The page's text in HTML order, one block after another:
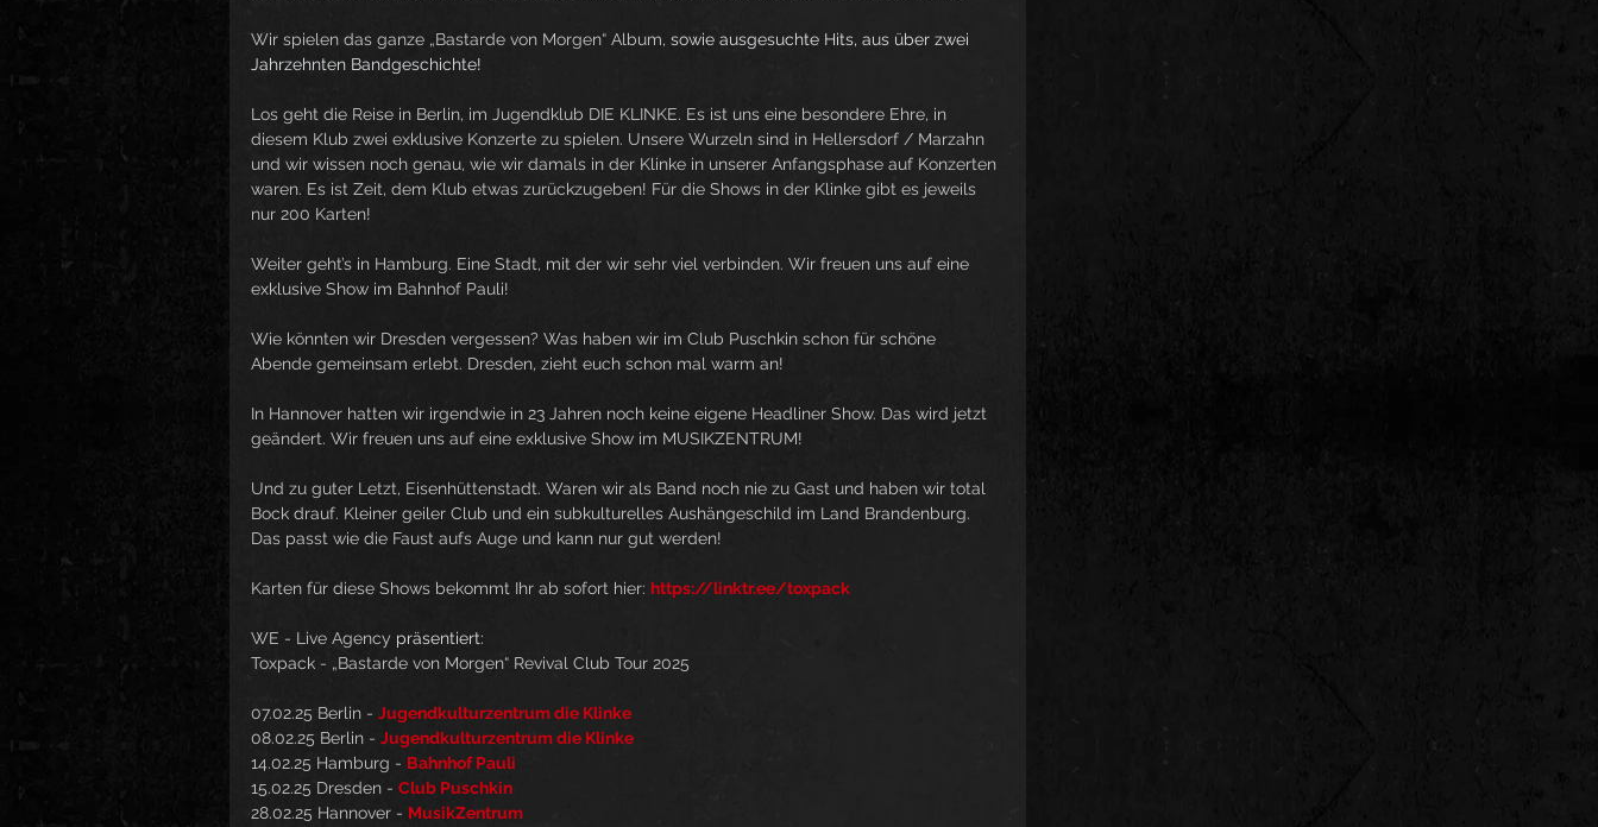
Wir spielen das ganze „Bastarde von Morgen“ Album, sowie ausgesuchte Hits, aus über zwei
Jahrzehnten Bandgeschichte!
Los geht die Reise in Berlin, im Jugendklub DIE KLINKE. Es ist uns eine besondere Ehre, in
diesem Klub zwei exklusive Konzerte zu spielen. Unsere Wurzeln sind in Hellersdorf / Marzahn
und wir wissen noch genau, wie wir damals in der Klinke in unserer Anfangsphase auf Konzerten
waren. Es ist Zeit, dem Klub etwas zurückzugeben! Für die Shows in der Klinke gibt es jeweils
nur 200 Karten!
Weiter geht’s in Hamburg. Eine Stadt, mit der wir sehr viel verbinden. Wir freuen uns auf eine
exklusive Show im Bahnhof Pauli!
Wie könnten wir Dresden vergessen? Was haben wir im Club Puschkin schon für schöne
Abende gemeinsam erlebt. Dresden, zieht euch schon mal warm an!
In Hannover hatten wir irgendwie in 23 Jahren noch keine eigene Headliner Show. Das wird jetzt
geändert. Wir freuen uns auf eine exklusive Show im MUSIKZENTRUM!
Und zu guter Letzt, Eisenhüttenstadt. Waren wir als Band noch nie zu Gast und haben wir total
Bock drauf. Kleiner geiler Club und ein subkulturelles Aushängeschild im Land Brandenburg.
Das passt wie die Faust aufs Auge und kann nur gut werden!
Karten für diese Shows bekommt Ihr ab sofort hier: https://linktr.ee/toxpack
WE - Live Agency präsentiert:
Toxpack - „Bastarde von Morgen“ Revival Club Tour 2025
07.02.25 Berlin - Jugendkulturzentrum die Klinke
08.02.25 Berlin - Jugendkulturzentrum die Klinke
14.02.25 Hamburg - Bahnhof Pauli
15.02.25 Dresden - Club Puschkin
28.02.25 Hannover - MusikZentrum